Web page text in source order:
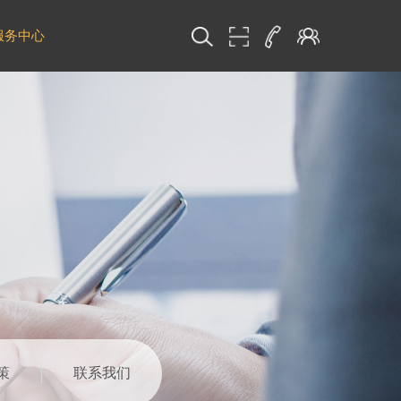
务中心
联系我们